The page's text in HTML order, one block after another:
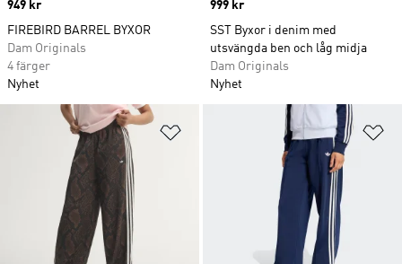
Price
949 kr
FIREBIRD BARREL BYXOR
Dam Originals
4 färger
Nyhet
Price
999 kr
SST Byxor i denim med
utsvängda ben och låg midja
Dam Originals
Nyhet
Lägg till på önskelistan